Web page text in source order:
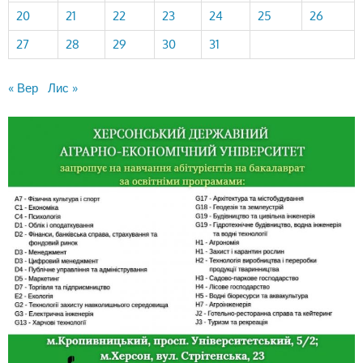
20 21 22 23 24 25
26
27
28 29 30 31
« Вер Лис »